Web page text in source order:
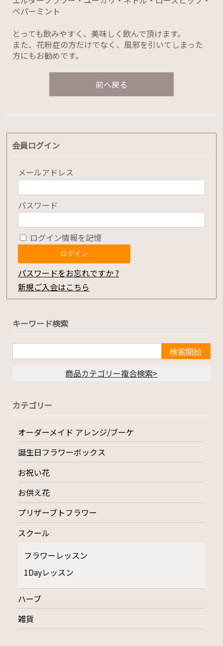
ペパーミント
とっても飲みやすく、美味しく飲んで頂けます。
また、花粉症の方だけでなく、風邪を引いてしまった
方にもお勧めです。
前へ戻る
会員ログイン
メールアドレス
パスワード
ログイン情報を記憶
パスワードをお忘れですか ?
新規ご入会はこちら
キーワード検索
商品カテゴリー複合検索>
カテゴリー
オーダーメイド アレンジ/ブーケ
誕生日フラワーボックス
お祝い花
お供え花
プリザーブトフラワー
スクール
フラワーレッスン
1Dayレッスン
ハーブ
雑貨